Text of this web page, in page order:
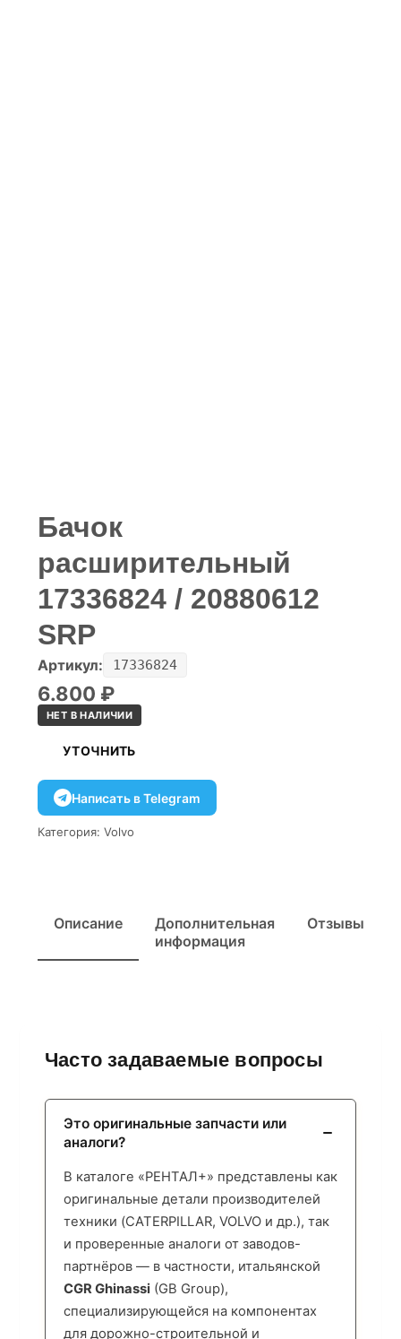
Бачок
расширительный
17336824 / 20880612
SRP
Артикул: 17336824
6.800 ₽
НЕТ В НАЛИЧИИ
УТОЧНИТЬ
Написать в Telegram
Категория: Volvo
Описание
Дополнительная
информация
Отзывы
Часто задаваемые вопросы
Это оригинальные запчасти или
аналоги?
В каталоге «РЕНТАЛ+» представлены как
оригинальные детали производителей
техники (CATERPILLAR, VOLVO и др.), так
и проверенные аналоги от заводов-
партнёров — в частности, итальянской
CGR Ghinassi (GB Group),
специализирующейся на компонентах
для дорожно-строительной и